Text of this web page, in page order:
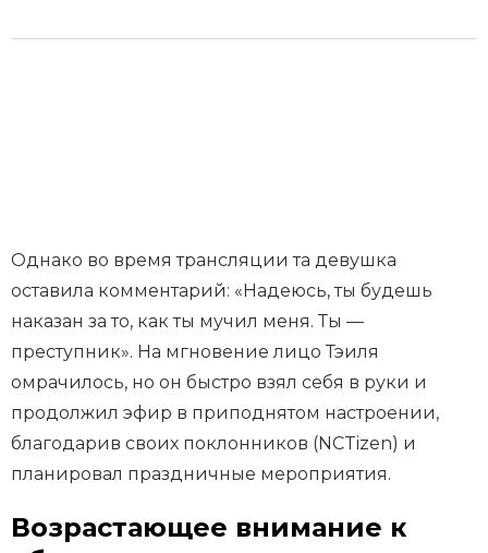
Однако во время трансляции та девушка
оставила комментарий: «Надеюсь, ты будешь
наказан за то, как ты мучил меня. Ты —
преступник». На мгновение лицо Тэиля
омрачилось, но он быстро взял себя в руки и
продолжил эфир в приподнятом настроении,
благодарив своих поклонников (NCTizen) и
планировал праздничные мероприятия.
Возрастающее внимание к